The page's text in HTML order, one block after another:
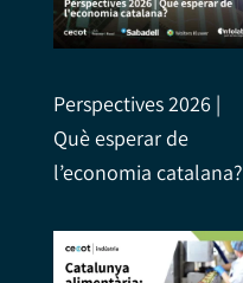
Perspectives 2026 |
Què esperar de
l’economia catalana?